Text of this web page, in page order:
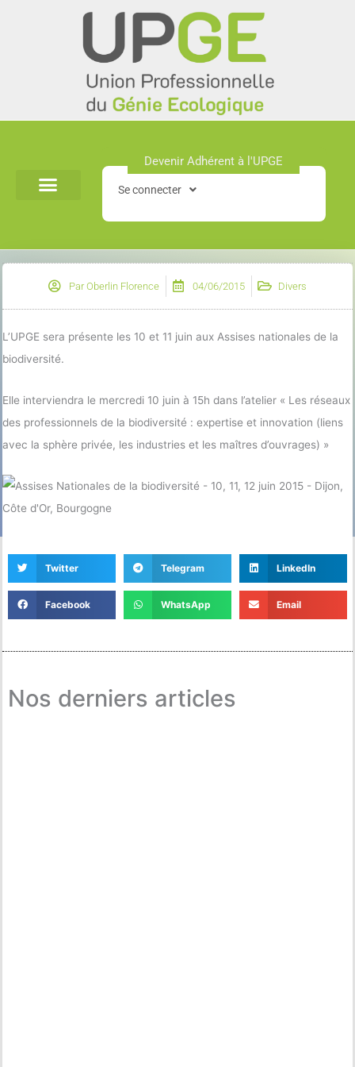
Devenir Adhérent à l'UPGE​
Se connecter
ParOberlin Florence 04/06/2015 Divers
L’UPGE sera présente les 10 et 11 juin aux Assises nationales de la
biodiversité.
Elle interviendra le mercredi 10 juin à 15h dans l’atelier « Les réseaux
des professionnels de la biodiversité : expertise et innovation (liens
avec la sphère privée, les industries et les maîtres d’ouvrages) »
Twitter Telegram LinkedIn
Facebook WhatsApp Email
Nos derniers articles